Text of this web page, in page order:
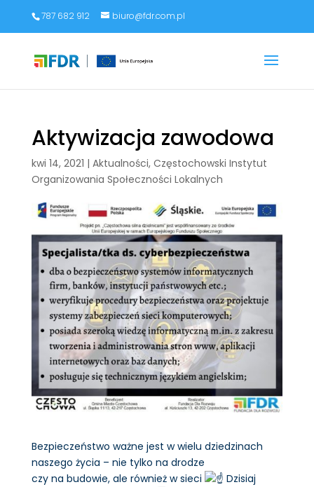
787 682 912 biuro@fdr.com.pl
Aktywizacja zawodowa
kwi 14, 2021 | Aktualności, Częstochowski Instytut
Organizowania Społeczności Lokalnych
Bezpieczeństwo ważne jest w wielu dziedzinach
naszego życia – nie tylko na drodze
czy na budowie, ale również w sieci
Dzisiaj